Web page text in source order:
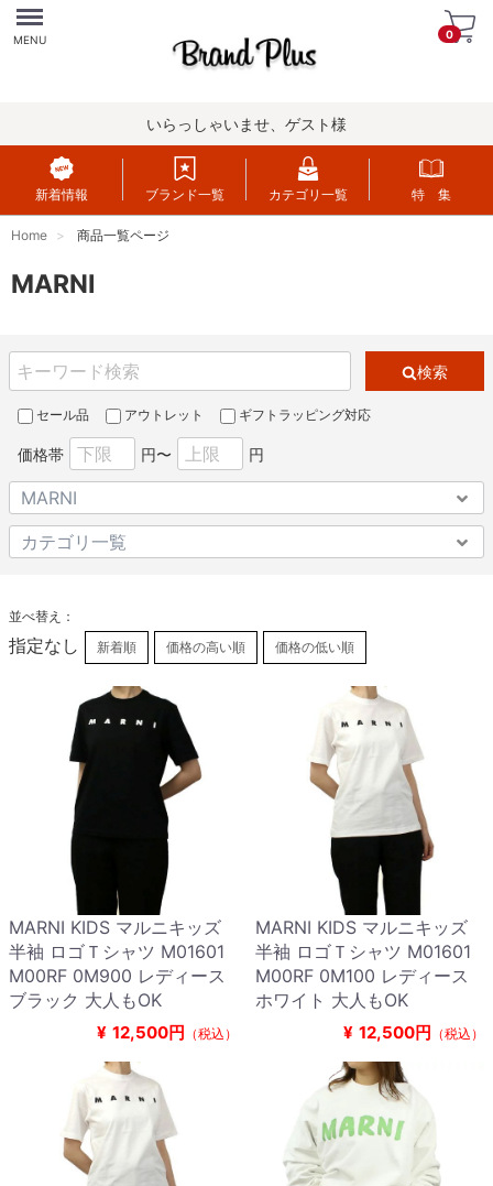
Menu
MENU 0
いらっしゃいませ、ゲスト様
新着情報 ブランド一覧 カテゴリ一覧 特 集
Home 商品一覧ページ
MARNI
検索
セール品 アウトレット ギフトラッピング対応
価格帯 円〜 円
並べ替え：
指定なし 新着順 価格の高い順 価格の低い順
MARNI KIDS マルニキッズ
半袖 ロゴＴシャツ M01601
M00RF 0M900 レディース
ブラック 大人もOK
¥ 12,500円 （税込）
MARNI KIDS マルニキッズ
半袖 ロゴＴシャツ M01601
M00RF 0M100 レディース
ホワイト 大人もOK
¥ 12,500円 （税込）